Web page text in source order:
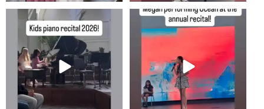
2 0 #newportbeachmom #piano
10 0